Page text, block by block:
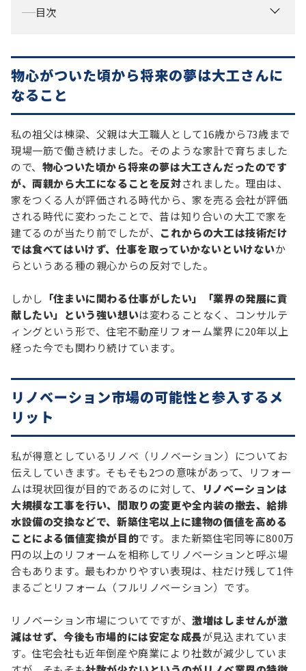
目次
物心がついた頃から将来の夢は大工さんに
なること
私の祖父は棟梁、父親は大工職人として16歳から73歳まで
現場一筋で働き続けました。そのような家計で育ちました
ので、 物心ついた頃から将来の夢は大工さんだったのです
が、両親から大工になることを反対されました。理由は、
家をつくる人が評価される時代から、家を売る会社が評価
される時代に変わったことで、昔は知り合いの大工で家を
建てるのが当たり前でしたが、 これからの大工は技術だけ
では食べてはいけず、仕事を取っていかないといけないか
らというある種の親心からの反対でした。
しかし 「住まいに関わる仕事がしたい」「業界の発展に貢
献したい」という強い想いは変わることなく、コンサルテ
ィングという形で、住宅不動産リフォーム業界に20年以上
経った今でも関わり続けています。
リノベーション市場の可能性と参入するメ
リット
私が得意としているリノベ（リノベーション）についてお
伝えしていきます。そもそも2つの意味があって、リフォー
ムは現状回復が目的であるのに対して、
リノベーションは
大規模な工事を行い、間取りの変更や全内装の撤去、給排
水設備の交換などで、新築住宅以上に建物の価値を高める
ことによる価値変換が目的です。また新築住宅同等に800万
円の以上のリフォームを相称してリノベーションと呼ぶ場
合もあります。最もわかりやすい表現は、柱だけ残して1件
まるごとリフォーム（フルリノベーション）です。
リノベーション市場についてですが、激増はしませんが激
減はせず、今後も市場的には安定な成長が見込まれていま
す。住宅会社も近年倒産や廃業により社数が減少していま